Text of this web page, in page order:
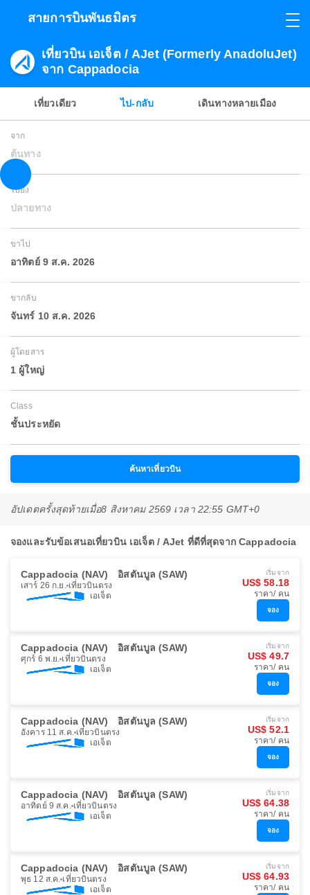
สายการบินพันธมิตร
เที่ยวบิน เอเจ็ต / AJet (Formerly AnadoluJet)
จาก Cappadocia
เที่ยวเดียว ไป-กลับ เดินทางหลายเมือง
จาก
ต้นทาง
ไปยัง
ปลายทาง
ขาไป
อาทิตย์ 9 ส.ค. 2026
ขากลับ
จันทร์ 10 ส.ค. 2026
ผู้โดยสาร
1 ผู้ใหญ่
Class
ชั้นประหยัด
ค้นหาเที่ยวบิน
อัปเดตครั้งสุดท้ายเมื่อ8 สิงหาคม 2569 เวลา 22:55 GMT+0
จองและรับข้อเสนอเที่ยวบิน เอเจ็ต / AJet ที่ดีที่สุดจาก Cappadocia
Cappadocia (NAV) อิสตันบูล (SAW)
เสาร์ 26 ก.ย. เที่ยวบินตรง
เอเจ็ต
เริ่มจาก
US$ 58.18
ราคา/ คน
จอง
Cappadocia (NAV) อิสตันบูล (SAW)
ศุกร์ 6 พ.ย. เที่ยวบินตรง
เอเจ็ต
เริ่มจาก
US$ 49.7
ราคา/ คน
จอง
Cappadocia (NAV) อิสตันบูล (SAW)
อังคาร 11 ส.ค. เที่ยวบินตรง
เอเจ็ต
เริ่มจาก
US$ 52.1
ราคา/ คน
จอง
Cappadocia (NAV) อิสตันบูล (SAW)
อาทิตย์ 9 ส.ค. เที่ยวบินตรง
เอเจ็ต
เริ่มจาก
US$ 64.38
ราคา/ คน
จอง
Cappadocia (NAV) อิสตันบูล (SAW)
พุธ 12 ส.ค. เที่ยวบินตรง
เอเจ็ต
เริ่มจาก
US$ 64.93
ราคา/ คน